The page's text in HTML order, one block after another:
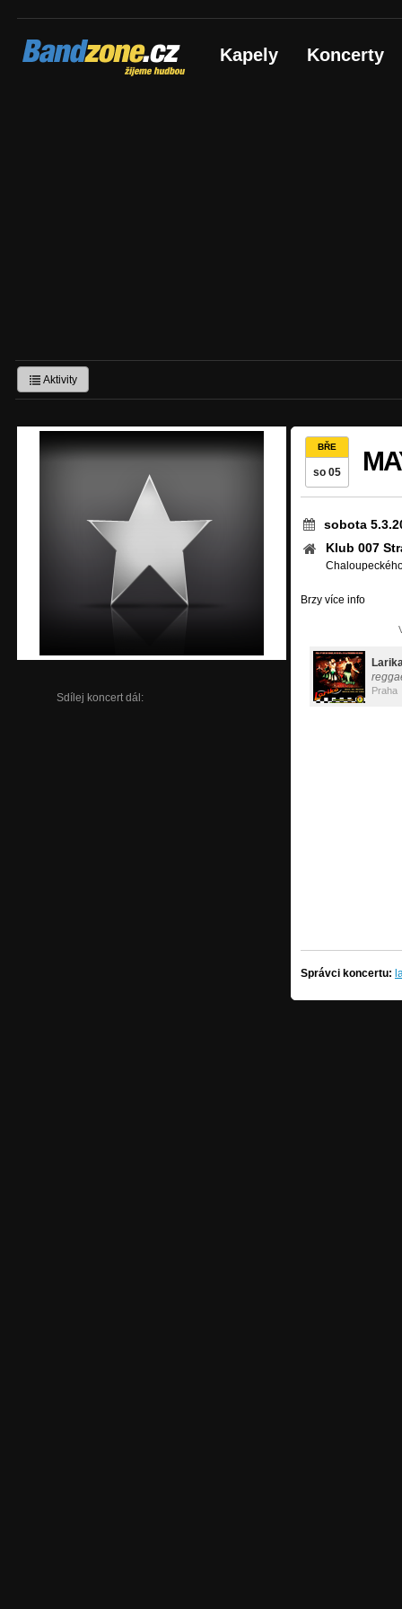
Bandzone.cz
žijeme hudbou Kapely Koncerty
Aktivity
Sdílej koncert dál:
BŘE
so 05
sobota
Klub 007
Brzy více info
Praha
Správci koncertu: